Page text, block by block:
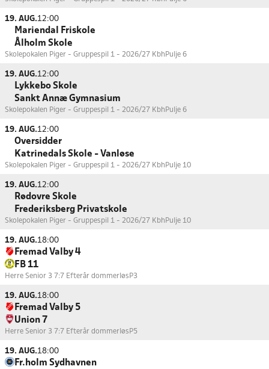
19. AUG.12:00
Mariendal Friskole
Ålholm Skole
Skolepokalen Piger - Gruppespil 1 - 2026/27 Kbh Pulje 6
19. AUG.12:00
Lykkebo Skole
Sankt Annæ Gymnasium
Skolepokalen Piger - Gruppespil 1 - 2026/27 Kbh Pulje 6
19. AUG.12:00
Oversidder
Katrinedals Skole - Vanløse
Skolepokalen Piger - Gruppespil 1 - 2026/27 Kbh Pulje 10
19. AUG.12:00
Rødovre Skole
Frederiksberg Privatskole
Skolepokalen Piger - Gruppespil 1 - 2026/27 Kbh Pulje 10
19. AUG.18:00
Fremad Valby 4
FB 11
Herre Senior 3 7:7 Efterår dommerløs P3
19. AUG.18:00
Fremad Valby 5
Union 7
Herre Senior 3 7:7 Efterår dommerløs P5
19. AUG.18:00
Fr.holm Sydhavnen